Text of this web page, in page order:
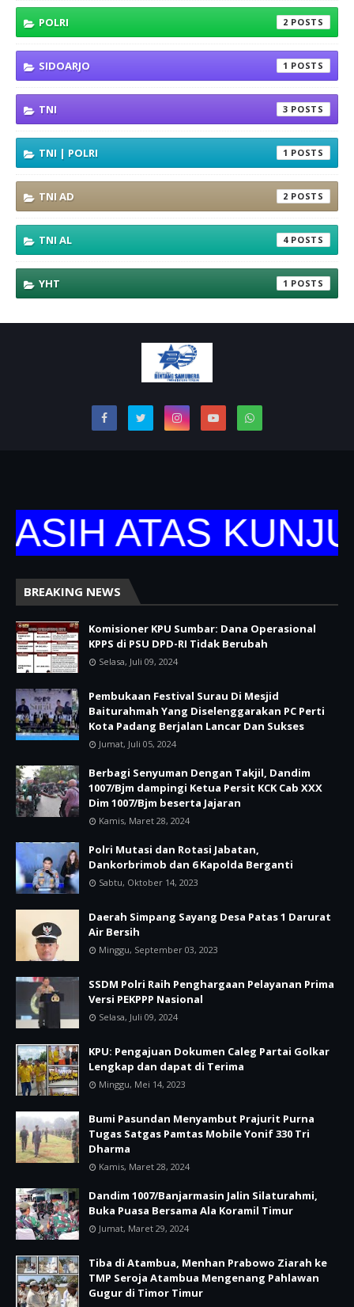
POLRI 2
SIDOARJO 1
TNI 3
TNI | POLRI 1
TNI AD 2
TNI AL 4
YHT 1
ATAS
BREAKING NEWS
Komisioner KPU Sumbar: Dana Operasional
KPPS di PSU DPD-RI Tidak Berubah
Selasa, Juli 09, 2024
Pembukaan Festival Surau Di Mesjid
Baiturahmah Yang Diselenggarakan PC Perti
Kota Padang Berjalan Lancar Dan Sukses
Jumat, Juli 05, 2024
Berbagi Senyuman Dengan Takjil, Dandim
1007/Bjm dampingi Ketua Persit KCK Cab XXX
Dim 1007/Bjm beserta Jajaran
Kamis, Maret 28, 2024
Polri Mutasi dan Rotasi Jabatan,
Dankorbrimob dan 6 Kapolda Berganti
Sabtu, Oktober 14, 2023
Daerah Simpang Sayang Desa Patas 1 Darurat
Air Bersih
Minggu, September 03, 2023
SSDM Polri Raih Penghargaan Pelayanan Prima
Versi PEKPPP Nasional
Selasa, Juli 09, 2024
KPU: Pengajuan Dokumen Caleg Partai Golkar
Lengkap dan dapat di Terima
Minggu, Mei 14, 2023
Bumi Pasundan Menyambut Prajurit Purna
Tugas Satgas Pamtas Mobile Yonif 330 Tri
Dharma
Kamis, Maret 28, 2024
Dandim 1007/Banjarmasin Jalin Silaturahmi,
Buka Puasa Bersama Ala Koramil Timur
Jumat, Maret 29, 2024
Tiba di Atambua, Menhan Prabowo Ziarah ke
TMP Seroja Atambua Mengenang Pahlawan
Gugur di Timor Timur